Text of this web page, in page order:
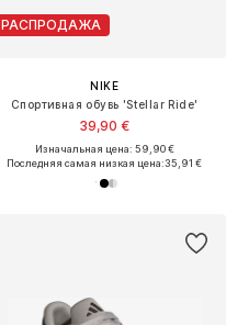
РАСПРОДАЖА
NIKE
Спортивная обувь 'Stellar Ride'
39,90 €
Изначальная цена: 59,90 €
Последняя самая низкая цена:35,91 €